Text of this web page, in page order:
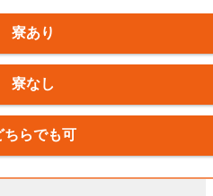
寮あり
寮なし
ちらでも可